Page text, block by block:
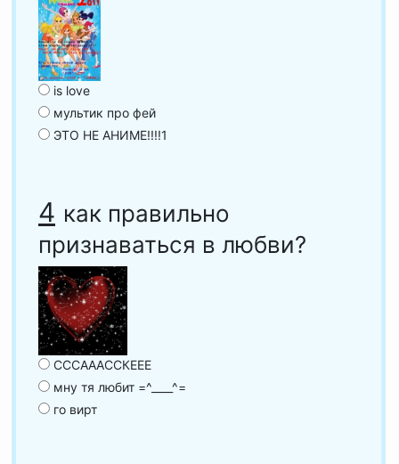
is love
мультик про фей
ЭТО НЕ АНИМЕ!!!!1
4 как правильно
признаваться в любви?
СССАААССКЕЕЕ
мну тя любит =^____^=
го вирт